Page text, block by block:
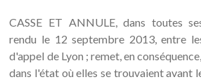
CASSE ET ANNULE, dans toutes
rendu le 12 septembre 2013, entre
d'appel de Lyon ; remet, en
dans l'état où elles se trouvaient avant